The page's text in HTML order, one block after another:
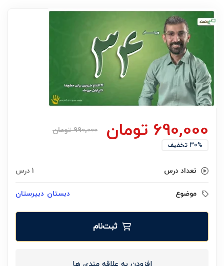
690,000 تومان 990,000 تومان
30% تخفیف
تعداد درس 1 درس
موضوع دبستان دبیرستان
ثبت‌نام
افزودن به علاقه مندی ها